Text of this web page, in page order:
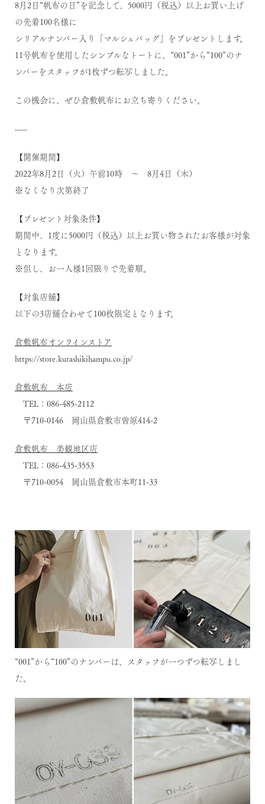
8月2日“帆布の日”を記念して、5000円（税込）以上お買い上げ
の先着100名様に
シリアルナンバー入り「マルシェバッグ」をプレゼントします。
11号帆布を使用したシンプルなトートに、“001”から“100”のナ
ンバーをスタッフが1枚ずつ転写しました。
この機会に、ぜひ倉敷帆布にお立ち寄りください。
—–
【開催期間】
2022年8月2日（火）午前10時 ～ 8月4日（木）
※なくなり次第終了
【プレゼント対象条件】
期間中、1度に5000円（税込）以上お買い物されたお客様が対象
となります。
※但し、お一人様1回限りで先着順。
【対象店舗】
以下の3店舗合わせて100枚限定となります。
倉敷帆布オンラインストア
https://store.kurashikihampu.co.jp/
倉敷帆布 本店
TEL：086-485-2112
〒710-0146 岡山県倉敷市曽原414-2
倉敷帆布 美観地区店
TEL：086-435-3553
〒710-0054 岡山県倉敷市本町11-33
“001”から“100”のナンバーは、スタッフが一つずつ転写しまし
た。